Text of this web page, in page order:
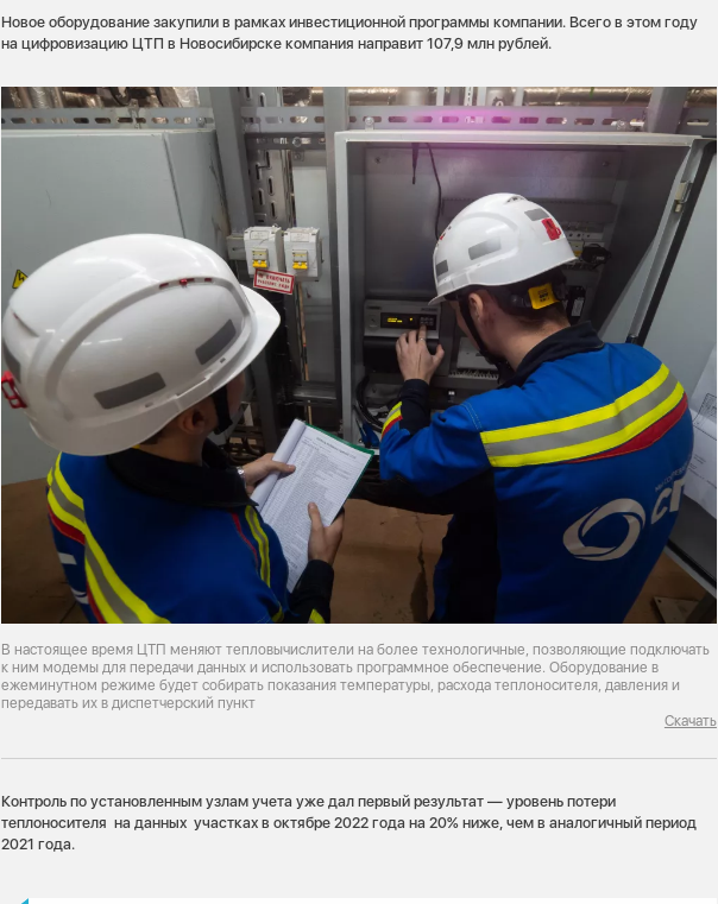
Новое оборудование закупили в рамках инвестиционной программы компании. Всего в этом году
на цифровизацию ЦТП в Новосибирске компания направит 107,9 млн рублей.
В настоящее время ЦТП меняют тепловычислители на более технологичные, позволяющие подключать
к ним модемы для передачи данных и использовать программное обеспечение. Оборудование в
ежеминутном режиме будет собирать показания температуры, расхода теплоносителя, давления и
передавать их в диспетчерский пункт
Скачать
Контроль по установленным узлам учета уже дал первый результат — уровень потери
теплоносителя на данных участках в октябре 2022 года на 20% ниже, чем в аналогичный период
2021 года.